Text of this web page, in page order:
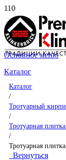
Основное меню
Каталог
Каталог
/
Тротуарный
/
Тротуарная
/
Тротуарная
Вернуться